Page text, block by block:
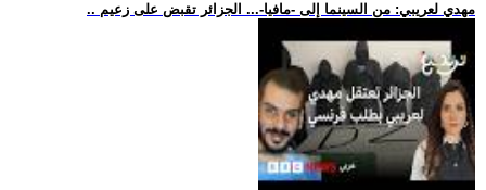
.. مهدي لعريبي: من السينما إلى -مافيا-... الجزائر تقبض على زعيم